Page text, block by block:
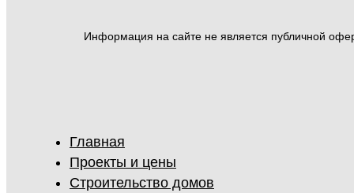
Информация на сайте не является публичной
Главная
Проекты и цены
Строительство домов